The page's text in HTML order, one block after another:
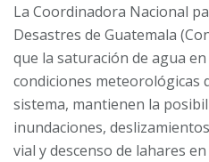
La Coordinadora Nacional
Desastres de Guatemala
que la saturación de agua
condiciones meteorológicas
sistema, mantienen la
inundaciones,
vial y descenso de lahares